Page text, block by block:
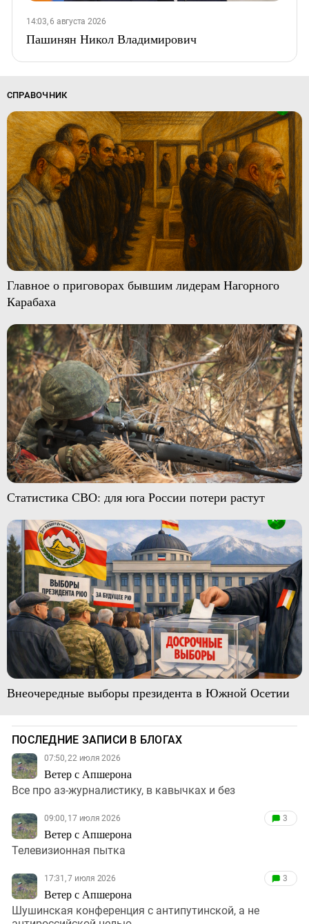
14:03, 6 августа 2026
Пашинян Никол Владимирович
СПРАВОЧНИК
Главное о приговорах бывшим лидерам Нагорного
Карабаха
Статистика СВО: для юга России потери растут
Внеочередные выборы президента в Южной Осетии
ПОСЛЕДНИЕ ЗАПИСИ В БЛОГАХ
07:50, 22 июля 2026
Ветер с Апшерона
Все про аз-журналистику, в кавычках и без
09:00, 17 июля 2026
Ветер с Апшерона
3
Телевизионная пытка
17:31, 7 июля 2026
Ветер с Апшерона
3
Шушинская конференция с антипутинской, а не